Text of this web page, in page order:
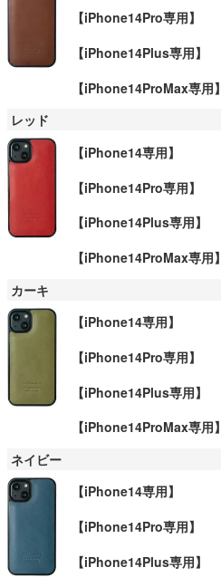
【iPhone14Pro専用】
【iPhone14Plus専用】
【iPhone14ProMax専用】
レッド
【iPhone14専用】
【iPhone14Pro専用】
【iPhone14Plus専用】
【iPhone14ProMax専用】
カーキ
【iPhone14専用】
【iPhone14Pro専用】
【iPhone14Plus専用】
【iPhone14ProMax専用】
ネイビー
【iPhone14専用】
【iPhone14Pro専用】
【iPhone14Plus専用】